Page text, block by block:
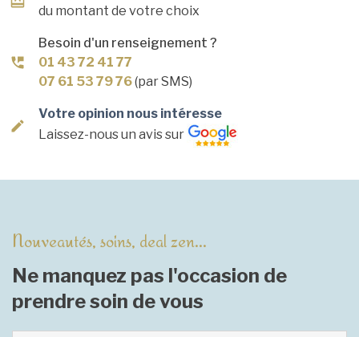
du montant de votre choix
Besoin d'un renseignement ?
01 43 72 41 77
07 61 53 79 76(par SMS)
Votre opinion nous intéresse
Laissez-nous un avis sur
Nouveautés, soins, deal zen...
Ne manquez pas l'occasion de
prendre soin de vous